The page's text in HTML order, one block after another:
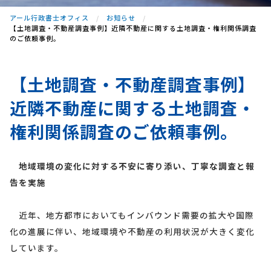
アール行政書士オフィス
お知らせ
【土地調査・不動産調査事例】近隣不動産に関する土地調査・権利関係調査
のご依頼事例。
【土地調査・不動産調査事例】
近隣不動産に関する土地調査・
権利関係調査のご依頼事例。
地域環境の変化に対する不安に寄り添い、丁寧な調査と報
告を実施
近年、地方都市においてもインバウンド需要の拡大や国際
化の進展に伴い、地域環境や不動産の利用状況が大きく変化
しています。